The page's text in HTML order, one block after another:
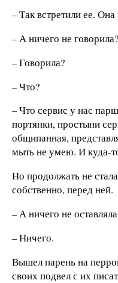
– Так встретили ее.
– А ничего не говорила?
– Говорила?
– Что?
– Что сервис у нас
портянки, простыни
общипанная,
мыть не умею. И куда-
Но продолжать не
собственно, перед ней.
– А ничего не
– Ничего.
Вышел парень на
своих подвел с их